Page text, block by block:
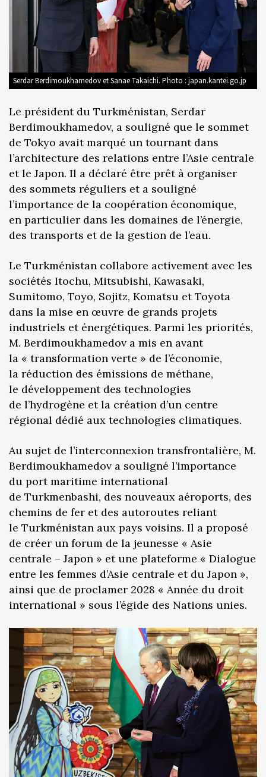
Serdar Berdimoukhamedov et Sanae Takaichi. Photo : japan.kantei.go.jp
Le président du Turkménistan, Serdar
Berdimoukhamedov, a souligné que le sommet
de Tokyo avait marqué un tournant dans
l’architecture des relations entre l’Asie centrale
et le Japon. Il a déclaré être prêt à organiser
des sommets réguliers et a souligné
l’importance de la coopération économique,
en particulier dans les domaines de l’énergie,
des transports et de la gestion de l’eau.
Le Turkménistan collabore activement avec les
sociétés Itochu, Mitsubishi, Kawasaki,
Sumitomo, Toyo, Sojitz, Komatsu et Toyota
dans la mise en œuvre de grands projets
industriels et énergétiques. Parmi les priorités,
M. Berdimoukhamedov a mis en avant
la « transformation verte » de l’économie,
la réduction des émissions de méthane,
le développement des technologies
de l’hydrogène et la création d’un centre
régional dédié aux technologies climatiques.
Au sujet de l’interconnexion transfrontalière, M.
Berdimoukhamedov a souligné l’importance
du port maritime international
de Turkmenbashi, des nouveaux aéroports, des
chemins de fer et des autoroutes reliant
le Turkménistan aux pays voisins. Il a proposé
de créer un forum de la jeunesse « Asie
centrale – Japon » et une plateforme « Dialogue
entre les femmes d’Asie centrale et du Japon »,
ainsi que de proclamer 2028 « Année du droit
international » sous l’égide des Nations unies.